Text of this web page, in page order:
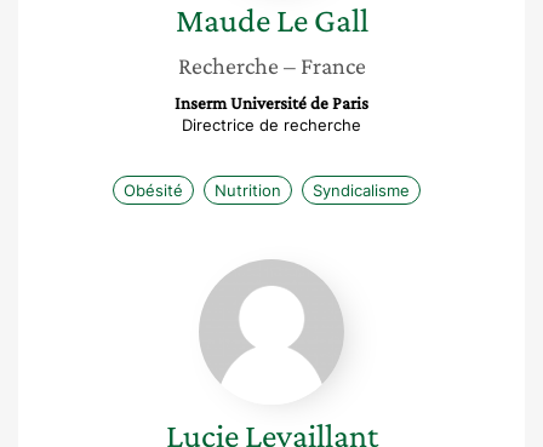
Maude Le Gall
Recherche – France
Inserm Université de Paris
Directrice de recherche
Obésité Nutrition Syndicalisme
Lucie
Levaillant
Lucie Levaillant